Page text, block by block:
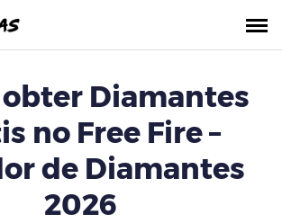
Diamantes
no Free Fire –
de Diamantes
2026